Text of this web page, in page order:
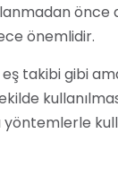
önce
önemlidir.
takibi gibi